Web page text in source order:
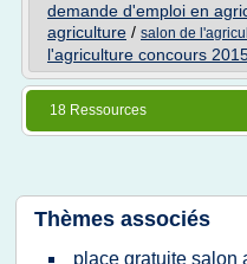
demande d'emploi en
agriculture / salon de
l'agriculture concours
18 Ressources
Thèmes associés
place gratuite salon